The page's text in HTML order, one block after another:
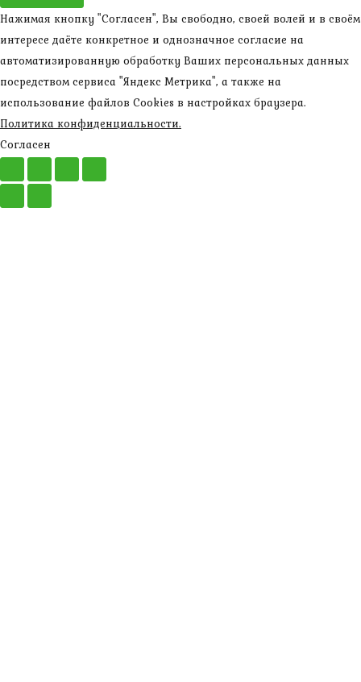
Нажимая кнопку "Согласен", Вы свободно, своей волей и в своём
интересе даёте конкретное и однозначное согласие на
автоматизированную обработку Ваших персональных данных
посредством сервиса "Яндекс Метрика", а также на
использование файлов Cookies в настройках браузера.
Политика конфиденциальности.
Согласен